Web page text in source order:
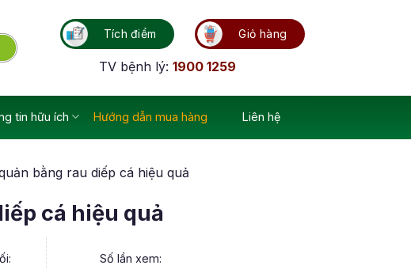
Tích điểm Giỏ hàng
TV bệnh lý: 1900 1259
tin hữu ích Hướng dẫn mua hàng Liên hệ
bằng rau diếp cá hiệu quả
cá hiệu quả
Số lần xem: